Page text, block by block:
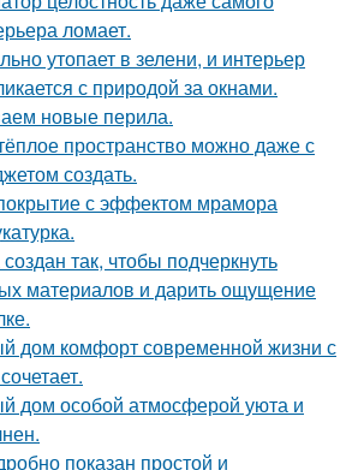
ломает.
утопает в зелени, и интерьер
с природой за окнами.
новые перила.
пространство можно даже с
создать.
с эффектом мрамора
так, чтобы подчеркнуть
материалов и дарить ощущение
дом комфорт современной жизни с
дом особой атмосферой уюта и
показан простой и